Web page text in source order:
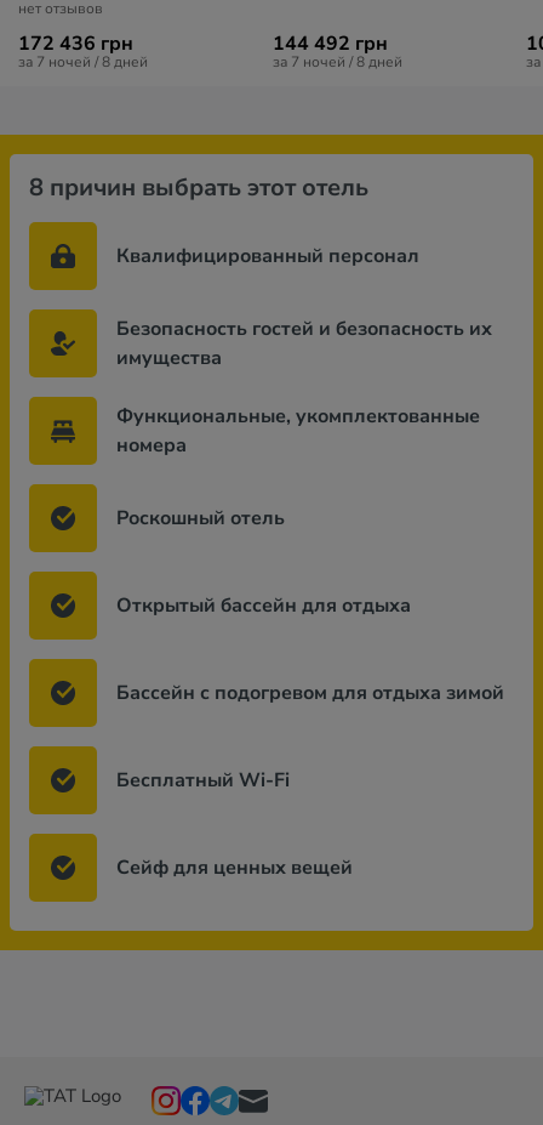
нет отзывов
172 436 грн
за 7 ночей / 8 дней
144 492 грн
за 7 ночей / 8 дней
8 причин выбрать этот отель
Квалифицированный персонал
Безопасность гостей и безопасность их
имущества
Функциональные, укомплектованные
номера
Роскошный отель
Открытый бассейн для отдыха
Бассейн с подогревом для отдыха зимой
Бесплатный Wi-Fi
Сейф для ценных вещей